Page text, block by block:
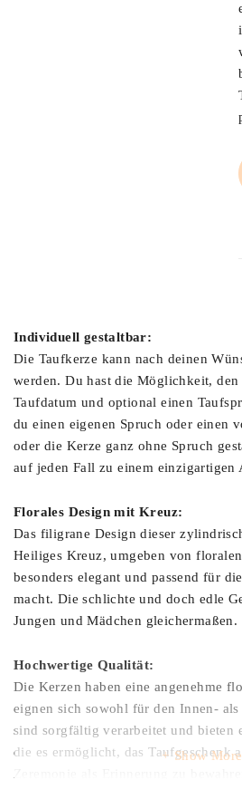
Individuell gestaltbar:
Die Taufkerze kann nach deinen
werden. Du hast die Möglichkeit, den
Taufdatum und optional einen
du einen eigenen Spruch oder einen
oder die Kerze ganz ohne Spruch
auf jeden Fall zu einem einzigartigen
Florales Design mit Kreuz:
Das filigrane Design dieser
Heiliges Kreuz, umgeben von
besonders elegant und passend für
macht. Die schlichte und doch edle
Jungen und Mädchen gleichermaßen.
Hochwertige Qualität:
Die Kerzen haben eine angenehme
eignen sich sowohl für den Innen-
sind sorgfältig verarbeitet und bieten
die es ermöglicht, das Taufgeschenk
Show More